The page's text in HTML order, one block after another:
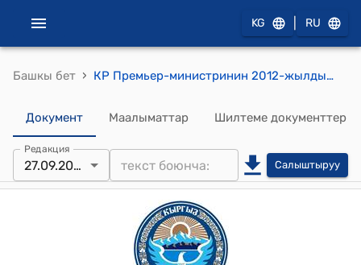
KG RU
Башкы бет › КР Премьер-министринин 2012-жылдын 27-сентябрындагы № 730 "С.Ш.Жээнбеков жөнүндө" буйругу
Документ Маалыматтар Шилтеме документтер
Редакция
27.09.2012 Салыштыруу